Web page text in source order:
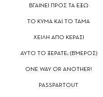
ΒΓΑΙΝΕΙ ΠΡΟΣ ΤΑ ΕΞΩ
TO ΚΥΜΑ ΚΑΙ ΤΟ ΤΑΜΑ
ΧΕΙΛΗ ΑΠΟ ΚΕΡΑΣΙ
ΑΥΤΟ ΤΟ ΞΕΡΑΤΕ; (Β'ΜΕΡΟΣ)
ΟNE WAY OR ANOTHER!
PASSPARTOUT